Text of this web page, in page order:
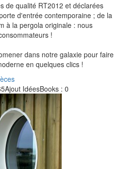
de qualité RT2012 et déclarées
d'entrée contemporaine ; de la
à la pergola originale : nous
!
dans notre galaxie pour faire
en quelques clics !
Ajout IdéesBooks : 0